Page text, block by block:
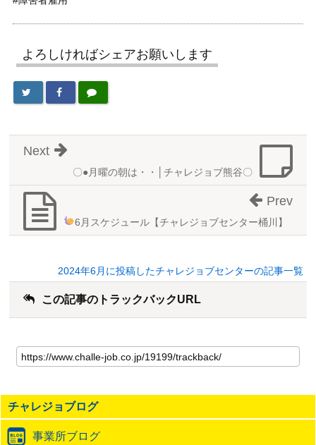
よろしければシェアお願いします
〇●月曜の朝は・・│チャレジョブ熊谷〇
Next
6月スケジュール【チャレジョブセンター桶川】
Prev
2024年6月に投稿したチャレジョブセンターの記事一覧
この記事のトラックバックURL
の
記
の
ト
ッ
チャレジョブログ
事業所ブログ